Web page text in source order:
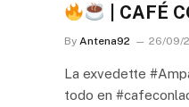
| CAFÉ
By Antena92 26/09/
La exvedette
todo en